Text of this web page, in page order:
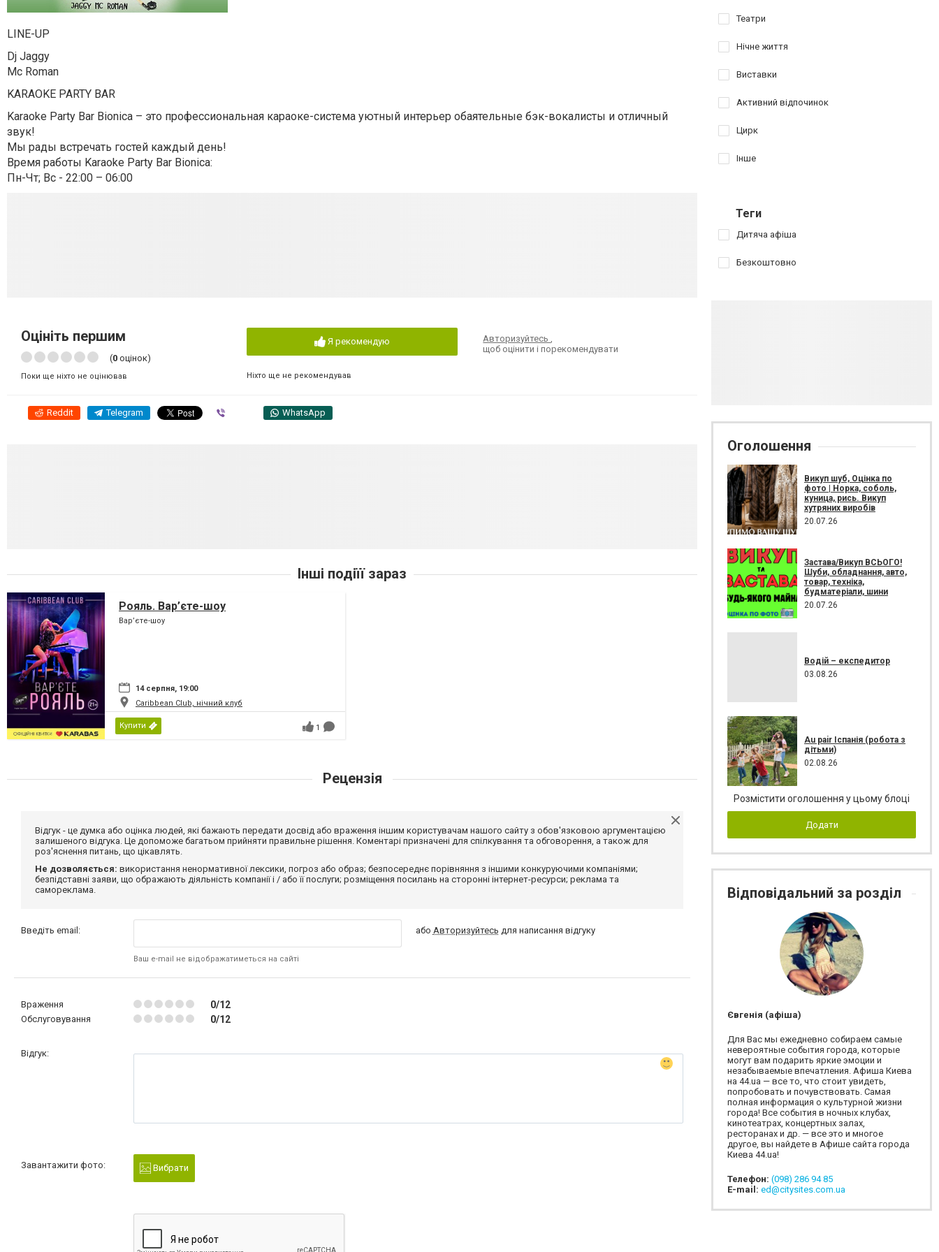
LINE-UP
Dj Jaggy
Mc Roman
KARAOKE PARTY BAR
Karaoke Party Bar Bionica – это профессиональная караоке-система уютный интерьер обаятельные бэк-вокалисты и отличный
звук!
Мы рады встречать гостей каждый день!
Время работы Karaoke Party Bar Bionica:
Пн-Чт; Вс - 22:00 – 06:00
Оцініть першим
(0 оцінок)
Поки ще ніхто не оцінював
Я рекомендую
Ніхто ще не рекомендував
Авторизуйтесь
щоб оцінити і порекомендувати
Reddit Telegram WhatsApp
Інші подіїї зараз
Рояль. Вар’єте-шоу
Вар’єте-шоу
14 серпня, 19:00
Caribbean Club, нічний клуб
Купити 1
Рецензія
Відгук - це думка або оцінка людей, які бажають передати досвід або враження іншим користувачам нашого сайту з обов'язковою аргументацією
залишеного відгука. Це допоможе багатьом прийняти правильне рішення. Коментарі призначені для спілкування та обговорення, а також для
роз'яснення питань, що цікавлять.
Не дозволяється: використання ненормативної лексики, погроз або образ; безпосереднє порівняння з іншими конкуруючими компаніями;
безпідставні заяви, що ображають діяльність компанії і / або її послуги; розміщення посилань на сторонні інтернет-ресурси; реклама та
самореклама.
Введіть email:
Ваш e-mail не відображатиметься на сайті
або Авторизуйтесь для написання відгуку
Враження 0/12
Обслуговування 0/12
Відгук:
Завантажити фото: Вибрати
Театри
Нічне життя
Виставки
Активний відпочинок
Цирк
Інше
Теги
Дитяча афіша
Безкоштовно
Оголошення
Викуп шуб, Оцінка по
фото | Норка, соболь,
куница, рись. Викуп
хутряних виробів
20.07.26
Застава/Викуп ВСЬОГО!
Шуби, обладнання, авто,
товар, техніка,
будматеріали, шини
20.07.26
Водій – експедитор
03.08.26
Au pair Іспанія (робота з
дітьми)
02.08.26
Розмістити оголошення у цьому блоці
Додати
Відповідальний за розділ
Євгенія (афіша)
Для Вас мы ежедневно собираем самые
невероятные события города, которые
могут вам подарить яркие эмоции и
незабываемые впечатления. Афиша Киева
на 44.ua — все то, что стоит увидеть,
попробовать и почувствовать. Самая
полная информация о культурной жизни
города! Все события в ночных клубах,
кинотеатрах, концертных залах,
ресторанах и др. — все это и многое
другое, вы найдете в Афише сайта города
Киева 44.ua!
Телефон: (098) 286 94 85
E-mail: ed@citysites.com.ua